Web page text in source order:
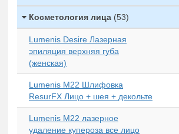
Косметология лица (53)
Lumenis Desire Лазерная
эпиляция верхняя губа
(женская)
Lumenis M22 Шлифовка
ResurFX Лицо + шея + декольте
Lumenis M22 лазерное
удаление купероза все лицо